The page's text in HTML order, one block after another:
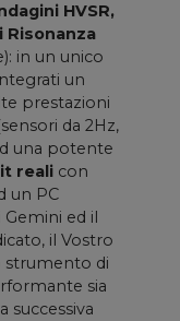
HVSR,
Risonanza
in un unico
un
prestazioni
da 2Hz,
una potente
reali con
un PC
Gemini ed il
il Vostro
strumento di
sia
successiva